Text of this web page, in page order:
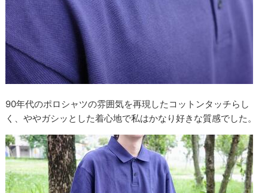
90年代のポロシャツの雰囲気を再現したコットンタッチらし
く、ややガシッとした着心地で私はかなり好きな質感でした。